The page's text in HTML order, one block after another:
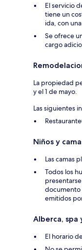
El servicio
tiene un
ida, con
Se ofrece
cargo
La propiedad
y el 1 de mayo.
Las siguientes
Niños y
Las camas
Todos los
documento
emitidos
Alberca, spa
El horario